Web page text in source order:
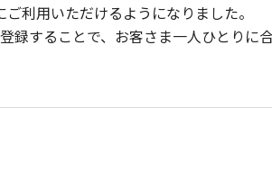
利用いただけるようになりました。
録することで、お客さま一人ひとりに